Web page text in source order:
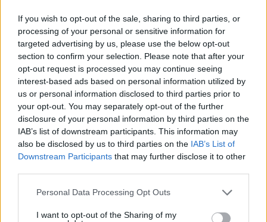
If you wish to opt-out of the sale, sharing to third parties, or
processing of your personal or sensitive information for
targeted advertising by us, please use the below opt-out
section to confirm your selection. Please note that after your
opt-out request is processed you may continue seeing
interest-based ads based on personal information utilized by
us or personal information disclosed to third parties prior to
your opt-out. You may separately opt-out of the further
disclosure of your personal information by third parties on the
IAB’s list of downstream participants. This information may
also be disclosed by us to third parties on the IAB’s List of
Downstream Participants that may further disclose it to other
Please note that this website/app uses one or more Google
not limited to your visit or usage behaviour. You may click to
Personal Data Processing Opt Outs
I want to opt-out of the Sharing of my
Ομάδα Ρώσων χάκερ που συνδέεται με το Κρεμλίνο
πίσω από πλαστό βίντεο για την παραίτηση του Μερτς
Οι απογευματινές βουτιές της Μαρίας Σολωμού στη
θάλασσα: Σκέφτεστε τίποτα καλύτερο; έγραψε
πριν 25 λεπτά
Μπαρτσελόνα: Ακύρωσε φιλικό παιχνίδι στο Μαρόκο
λόγω της κρίσης στη Θέουτα
πριν 30 λεπτά
ΔΕΙΤΕ ΟΛΕΣ ΤΙΣ ΕΙΔΗΣΕΙΣ
ΤΑ ΠΙΟ ΔΗΜΟΦΙΛΗ